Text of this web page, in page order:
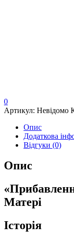
0
Артикул: Невідомо
Опис
Додаткова
Відгуки (0)
Опис
Матері
Історія